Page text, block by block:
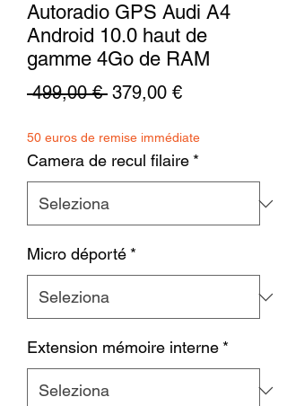
Autoradio GPS Audi A4
Android 10.0 haut de
gamme 4Go de RAM
499,00 € Prezzo
379,00 €Prezzo
50 euros de remise immédiate
Camera de recul filaire *
Micro déporté *
Extension mémoire interne *